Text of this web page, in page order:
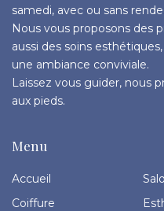
samedi, avec ou sans
Nous vous proposons des
aussi des soins
une ambiance conviviale.
Laissez vous guider, nous
aux pieds.
Menu
Accueil
Coiffure